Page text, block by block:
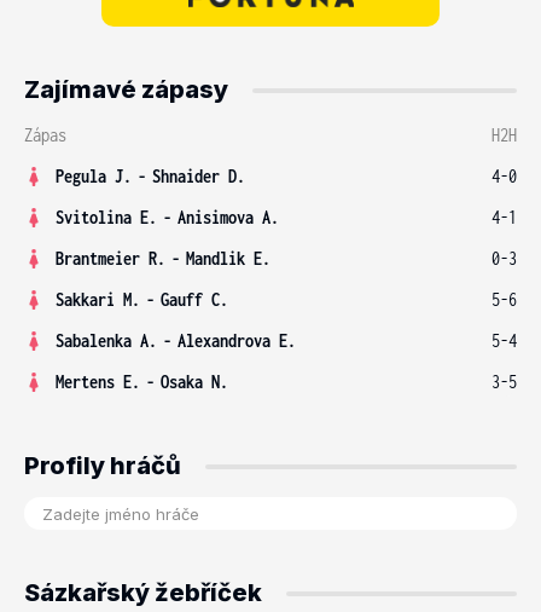
Zajímavé zápasy
Zápas
H2H
Pegula J. - Shnaider D.
4-0
Svitolina E. - Anisimova A.
4-1
Brantmeier R. - Mandlik E.
0-3
Sakkari M. - Gauff C.
5-6
Sabalenka A. - Alexandrova E.
5-4
Mertens E. - Osaka N. 3-5
Profily hráčů
Sázkařský žebříček